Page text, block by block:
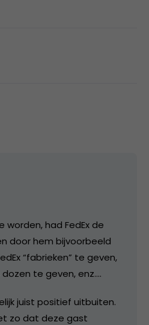
had FedEx de
door hem bijvoorbeeld
“fabrieken” te geven,
te geven, enz….
juist positief uitbuiten.
zo dat deze gast